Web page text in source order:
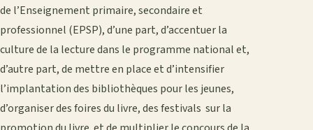
de l’Enseignement primaire, secondaire et
professionnel (EPSP), d’une part, d’accentuer la
culture de la lecture dans le programme national et,
d’autre part, de mettre en place et d’intensifier
l’implantation des bibliothèques pour les jeunes,
d’organiser des foires du livre, des festivals sur la